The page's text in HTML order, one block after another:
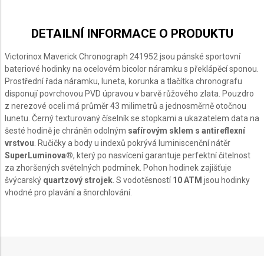
DETAILNÍ INFORMACE O PRODUKTU
Victorinox Maverick Chronograph 241952 jsou pánské sportovní
bateriové hodinky na ocelovém bicolor náramku s překlápěcí sponou.
Prostřední řada náramku, luneta, korunka a tlačítka chronografu
disponují povrchovou PVD úpravou v barvě růžového zlata. Pouzdro
z nerezové oceli má průměr 43 milimetrů a jednosměrně otočnou
lunetu. Černý texturovaný číselník se stopkami a ukazatelem data na
šesté hodině je chráněn odolným safírovým sklem s antireflexní
vrstvou . Ručičky a body u indexů pokrývá luminiscenční nátěr
SuperLuminova®, který po nasvícení garantuje perfektní čitelnost
za zhoršených světelných podmínek. Pohon hodinek zajišťuje
švýcarský quartzový strojek . S vodotěsností10 ATM jsou hodinky
vhodné pro plavání a šnorchlování.